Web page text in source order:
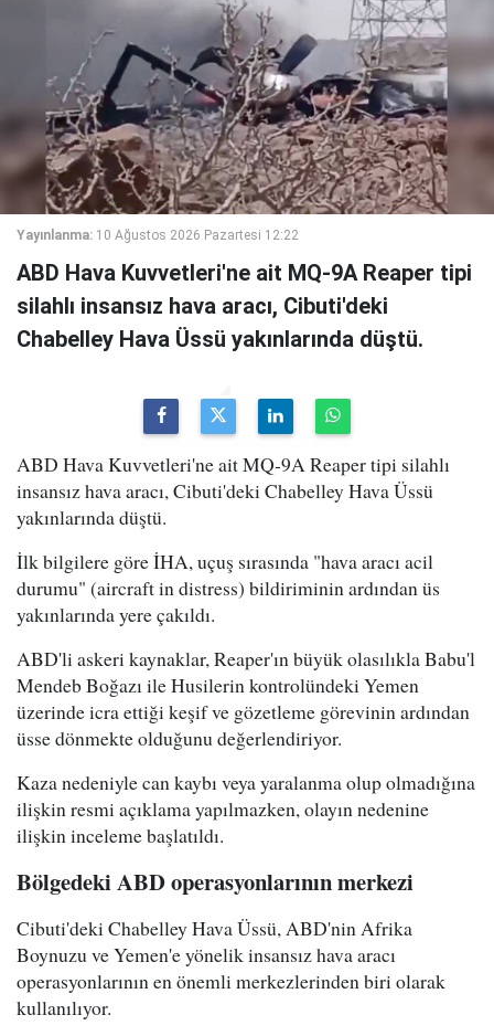
Yayınlanma: 10 Ağustos 2026 Pazartesi 12:22
ABD Hava Kuvvetleri'ne ait MQ-9A Reaper tipi
silahlı insansız hava aracı, Cibuti'deki
Chabelley Hava Üssü yakınlarında düştü.
ABD Hava Kuvvetleri'ne ait MQ-9A Reaper tipi silahlı
insansız hava aracı, Cibuti'deki Chabelley Hava Üssü
yakınlarında düştü.
İlk bilgilere göre İHA, uçuş sırasında "hava aracı acil
durumu" (aircraft in distress) bildiriminin ardından üs
yakınlarında yere çakıldı.
ABD'li askeri kaynaklar, Reaper'ın büyük olasılıkla Babu'l
Mendeb Boğazı ile Husilerin kontrolündeki Yemen
üzerinde icra ettiği keşif ve gözetleme görevinin ardından
üsse dönmekte olduğunu değerlendiriyor.
Kaza nedeniyle can kaybı veya yaralanma olup olmadığına
ilişkin resmi açıklama yapılmazken, olayın nedenine
ilişkin inceleme başlatıldı.
Bölgedeki ABD operasyonlarının merkezi
Cibuti'deki Chabelley Hava Üssü, ABD'nin Afrika
Boynuzu ve Yemen'e yönelik insansız hava aracı
operasyonlarının en önemli merkezlerinden biri olarak
kullanılıyor.